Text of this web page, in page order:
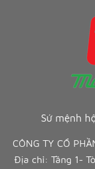
Sứ mệnh
CÔNG TY CỔ
Địa chỉ: Tầng 1-